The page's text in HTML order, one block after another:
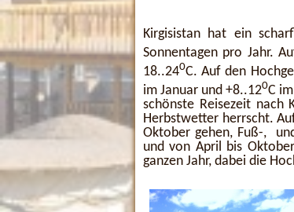
Kirgisistan hat ein
Sonnentagen pro Jahr.
18..240C. Auf den
im Januar und +8..120C
schönste Reisezeit nach
Herbstwetter herrscht.
Oktober gehen, Fuß-,
und von April bis
ganzen Jahr, dabei die